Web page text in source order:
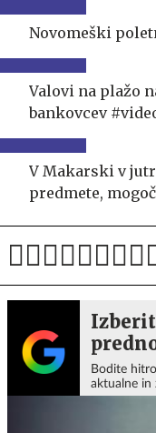
Novomeški
Valovi na plažo
bankovcev
V Makarski v
predmete,
Bodite
aktualne in